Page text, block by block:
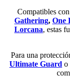
Compatibles
Gathering, One
Lorcana, estas
Para una
Ultimate Guard o